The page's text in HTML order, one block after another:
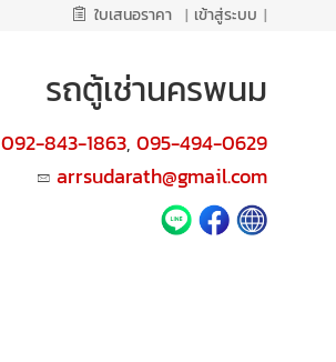
ใบเสนอราคา | เข้าสู่ระบบ |
รถตู้เช่านครพนม
092-843-1863, 095-494-0629
arrsudarath@gmail.com